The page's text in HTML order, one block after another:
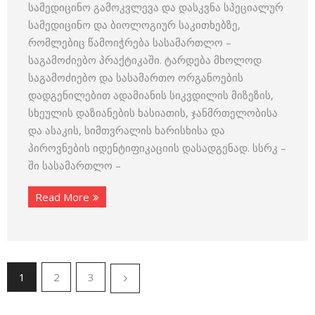
სამედიცინო გამოკვლევა და დასკვნა სპეციალურ
სამედიცინო და ბიოლოგიურ საკითხებზე,
რომლებიც წამოიჭრება სასამართლო –
საგამოძიებო პრაქტიკაში. ტარდება მხოლოდ
საგამოძიებო და სასამართო ორგანოების
დადგენილებით ადამიანის სიკვდილის მიზეზის,
სხეულის დაზიანების ხასიათის, ჯანმრთელობისა
და ასაკის, სიმთვრალის ხარისხისა და
პიროვნების იდენტიფიკაციის დასადგენად. სსრკ –
ში სასამართლო –
Read More
1 2 3